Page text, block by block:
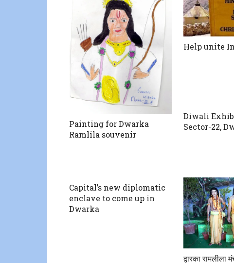
Painting for Dwarka
Ramlila souvenir
Help unite
Diwali
Sector-22,
Capital’s new diplomatic
enclave to come up in
Dwarka
द्वारका रामलीला